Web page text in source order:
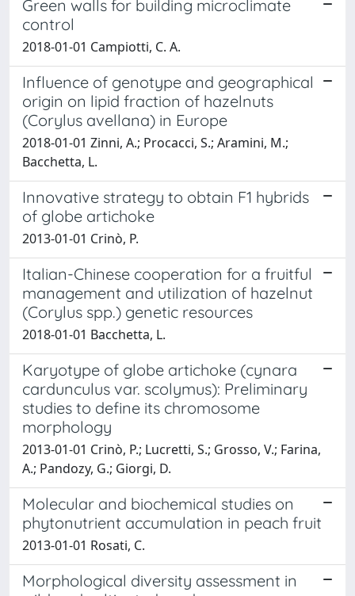
Green walls for building microclimate
control
2018-01-01 Campiotti, C. A.
Influence of genotype and geographical
origin on lipid fraction of hazelnuts
(Corylus avellana) in Europe
2018-01-01 Zinni, A.; Procacci, S.; Aramini, M.;
Bacchetta, L.
Innovative strategy to obtain F1 hybrids
of globe artichoke
2013-01-01 Crinò, P.
Italian-Chinese cooperation for a fruitful
management and utilization of hazelnut
(Corylus spp.) genetic resources
2018-01-01 Bacchetta, L.
Karyotype of globe artichoke (cynara
cardunculus var. scolymus): Preliminary
studies to define its chromosome
morphology
2013-01-01 Crinò, P.; Lucretti, S.; Grosso, V.; Farina,
A.; Pandozy, G.; Giorgi, D.
Molecular and biochemical studies on
phytonutrient accumulation in peach fruit
2013-01-01 Rosati, C.
Morphological diversity assessment in